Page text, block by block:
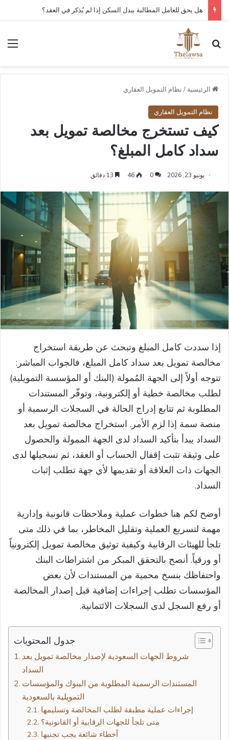
هل يحق للعامل المطالبة ببدل السكن إذا لم يُذكر في العقد؟
بحث عن
الرئيسية / نظام التمويل العقاري
نظام التمويل العقاري
كيف تستخرج مخالصة تمويل بعد
سداد كامل المبلغ؟
يونيو 23, 2026 0
46
إذا سددت كامل المبلغ وتبحث عن طريقة استخراج
مخالصة تمويل بعد سداد كامل المبلغ، فالجواب المباشر:
تتوجه أولاً إلى الجهة المُمولة (البنك أو المؤسسة التمويلية)
لطلب مخالصة خطية أو إلكترونية، وتوفّر المستندات
المطلوبة ثم تتابع إدراج الحالة في السجلات الرسمية أو
منصة سمة إذا لزم الأمر. استخراج مخالصة تمويل بعد
السداد يبدأ بتأكيد السداد لدى الجهة الممولة والحصول
على وثيقة تثبت إقفال الحساب أو العقد، ثم تسجيلها لدى
الجهات ذات العلاقة أو تقديمها لأي جهة تطلب إثبات
السداد.
أوضح لكم هنا خطوات عملية وملاحظات قانونية وإدارية
مهمة لتسريع العملية وتقليل المخاطر، بما في ذلك متى
تلجأ للهيئات الرقابية وكيفية توثيق مخالصة تمويل إلكترونياً
أو ورقياً. أنصح بالتحقق المبكر من اشتراطات البنك
واحتفاظك بنسخ محمية من المستندات لأن بعض
المؤسسات تطلب إجراءات إضافية قبل إصدار المخالصة
أو رفع السجل لدى السجلات الائتمانية.
جدول المحتويات
شروط الجهات السعودية لإصدار مخالصة تمويل بعد
السداد
المستندات الرسمية المطلوبة من البنوك والمؤسسات
التمويلية بالسعودية
إجراءات عملية مطبقة لطلب المخالصة وتسليمها
متى تلجأ للجهات الرقابية أو القانونية؟
أخطاء شائعة يجب تجنبها